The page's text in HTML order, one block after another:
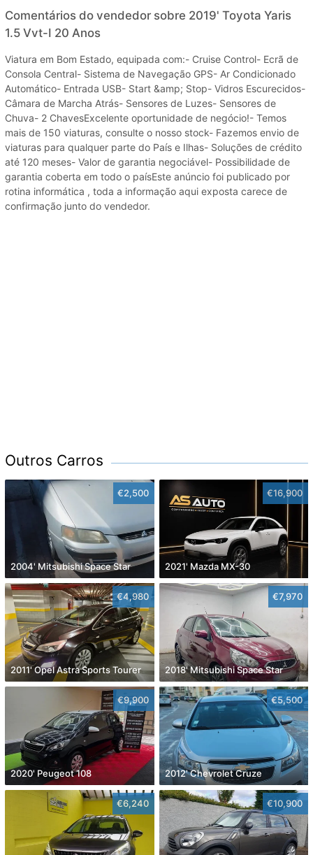
Comentários do vendedor sobre 2019' Toyota Yaris
1.5 Vvt-I 20 Anos
Viatura em Bom Estado, equipada com:- Cruise Control- Ecrã de
Consola Central- Sistema de Navegação GPS- Ar Condicionado
Automático- Entrada USB- Start &amp; Stop- Vidros Escurecidos-
Câmara de Marcha Atrás- Sensores de Luzes- Sensores de
Chuva- 2 ChavesExcelente oportunidade de negócio!- Temos
mais de 150 viaturas, consulte o nosso stock- Fazemos envio de
viaturas para qualquer parte do País e Ilhas- Soluções de crédito
até 120 meses- Valor de garantia negociável- Possibilidade de
garantia coberta em todo o paísEste anúncio foi publicado por
rotina informática , toda a informação aqui exposta carece de
confirmação junto do vendedor.
Outros Carros
€2,500
2004' Mitsubishi Space Star
€16,900
2021' Mazda MX-30
€4,980
2011' Opel Astra Sports Tourer
€7,970
2018' Mitsubishi Space Star
€9,900
2020' Peugeot 108
€5,500
2012' Chevrolet Cruze
€6,240 €10,900